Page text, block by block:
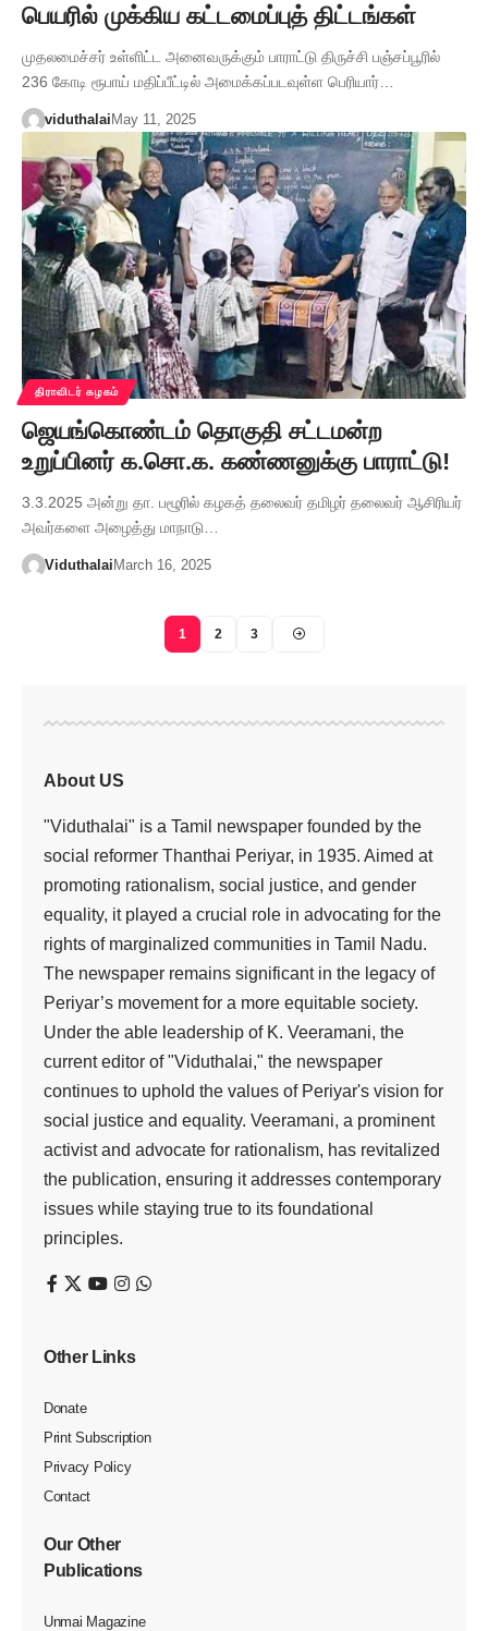
பெயரில் முக்கிய கட்டமைப்புத் திட்டங்கள்
முதலமைச்சர் உள்ளிட்ட அனைவருக்கும் பாராட்டு திருச்சி பஞ்சப்பூரில்
236 கோடி ரூபாய் மதிப்பீட்டில் அமைக்கப்படவுள்ள பெரியார்…
viduthalai May 11, 2025
திராவிடர் கழகம்
ஜெயங்கொண்டம் தொகுதி சட்டமன்ற
உறுப்பினர் க.சொ.க. கண்ணனுக்கு பாராட்டு!
3.3.2025 அன்று தா. பழூரில் கழகத் தலைவர் தமிழர் தலைவர் ஆசிரியர்
அவர்களை அழைத்து மாநாடு…
ViduthalaiMarch 16, 2025
1 2 3
About US
"Viduthalai" is a Tamil newspaper founded by the
social reformer Thanthai Periyar, in 1935. Aimed at
promoting rationalism, social justice, and gender
equality, it played a crucial role in advocating for the
rights of marginalized communities in Tamil Nadu.
The newspaper remains significant in the legacy of
Periyar’s movement for a more equitable society.
Under the able leadership of K. Veeramani, the
current editor of "Viduthalai," the newspaper
continues to uphold the values of Periyar's vision for
social justice and equality. Veeramani, a prominent
activist and advocate for rationalism, has revitalized
the publication, ensuring it addresses contemporary
issues while staying true to its foundational
principles.
Other Links
Donate
Print Subscription
Privacy Policy
Contact
Our Other
Publications
Unmai Magazine